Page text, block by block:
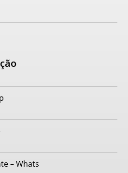
– Whats